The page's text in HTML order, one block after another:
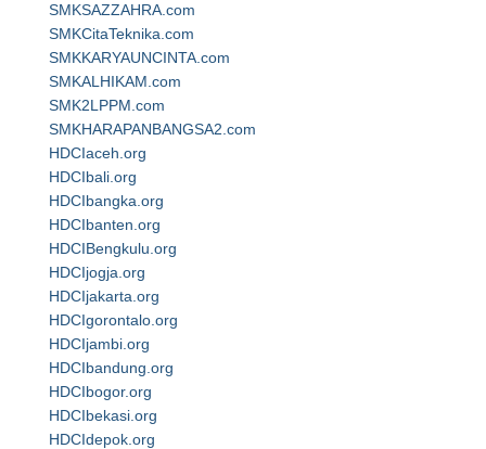
SMKSAZZAHRA.com
SMKCitaTeknika.com
SMKKARYAUNCINTA.com
SMKALHIKAM.com
SMK2LPPM.com
SMKHARAPANBANGSA2.com
HDCIaceh.org
HDCIbali.org
HDCIbangka.org
HDCIbanten.org
HDCIBengkulu.org
HDCIjogja.org
HDCIjakarta.org
HDCIgorontalo.org
HDCIjambi.org
HDCIbandung.org
HDCIbogor.org
HDCIbekasi.org
HDCIdepok.org